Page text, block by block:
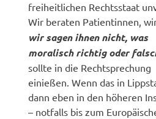
freiheitlichen Rechtsstaat
Wir beraten Patientinnen,
wir sagen ihnen nicht, was
moralisch richtig oder
sollte in die Rechtsprechung
einießen. Wenn das in
dann eben in den höheren
– notfalls bis zum